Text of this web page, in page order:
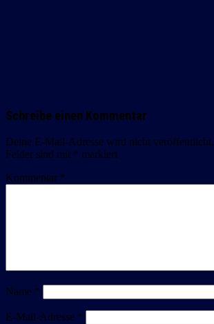
Schreibe einen Kommentar
Deine E-Mail-Adresse wird nicht veröffentlicht.
Felder sind mit * markiert
Kommentar *
Name *
E-Mail-Adresse *